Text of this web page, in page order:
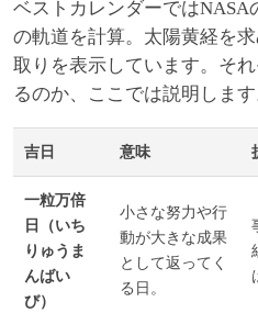
ベストカレンダーでは
の軌道を計算。太陽黄経を
取りを表示しています。そ
るのか、ここでは説明します
吉日 意味
一粒万倍
日（いち
りゅうま
んばい
び）
小さな努力や行
動が大きな成果
として返ってく
る日。